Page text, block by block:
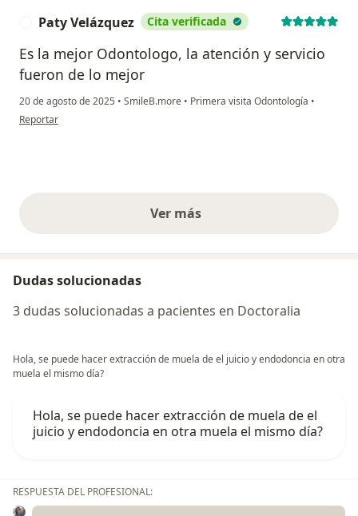
Paty Velázquez Cita verificada
Es la mejor Odontologo, la atención y servicio
fueron de lo mejor
20 de agosto de 2025 • SmileB.more • Primera visita Odontología •
en opinión del usuario Paty Velázquez
Reportar
Ver másopiniones anteriores
Dudas solucionadas
3 dudas solucionadas a pacientes en Doctoralia
Hola, se puede hacer extracción de muela de el juicio y endodoncia en otra
muela el mismo día?
Hola, se puede hacer extracción de muela de el
juicio y endodoncia en otra muela el mismo día?
RESPUESTA DEL PROFESIONAL: